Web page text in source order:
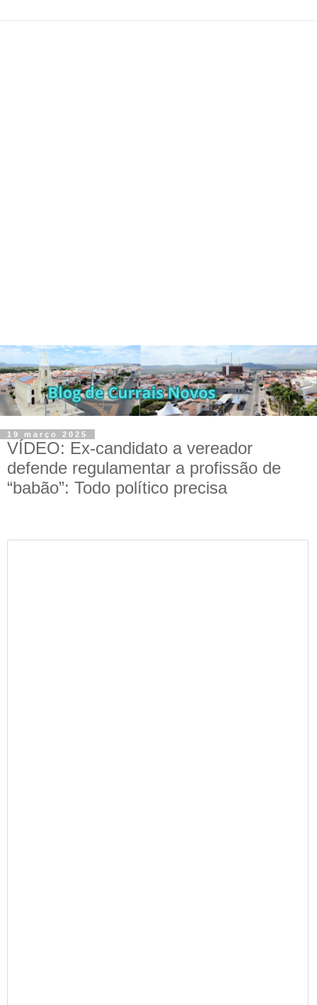
19 março 2025
VÍDEO: Ex-candidato a vereador
defende regulamentar a profissão de
“babão”: Todo político precisa